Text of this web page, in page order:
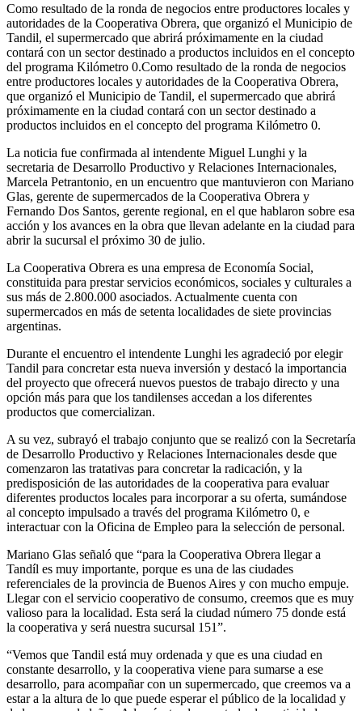
Como resultado de la ronda de negocios entre productores locales y
autoridades de la Cooperativa Obrera, que organizó el Municipio de
Tandil, el supermercado que abrirá próximamente en la ciudad
contará con un sector destinado a productos incluidos en el concepto
del programa Kilómetro 0.Como resultado de la ronda de negocios
entre productores locales y autoridades de la Cooperativa Obrera,
que organizó el Municipio de Tandil, el supermercado que abrirá
próximamente en la ciudad contará con un sector destinado a
productos incluidos en el concepto del programa Kilómetro 0.
La noticia fue confirmada al intendente Miguel Lunghi y la
secretaria de Desarrollo Productivo y Relaciones Internacionales,
Marcela Petrantonio, en un encuentro que mantuvieron con Mariano
Glas, gerente de supermercados de la Cooperativa Obrera y
Fernando Dos Santos, gerente regional, en el que hablaron sobre esa
acción y los avances en la obra que llevan adelante en la ciudad para
abrir la sucursal el próximo 30 de julio.
La Cooperativa Obrera es una empresa de Economía Social,
constituida para prestar servicios económicos, sociales y culturales a
sus más de 2.800.000 asociados. Actualmente cuenta con
supermercados en más de setenta localidades de siete provincias
argentinas.
Durante el encuentro el intendente Lunghi les agradeció por elegir
Tandil para concretar esta nueva inversión y destacó la importancia
del proyecto que ofrecerá nuevos puestos de trabajo directo y una
opción más para que los tandilenses accedan a los diferentes
productos que comercializan.
A su vez, subrayó el trabajo conjunto que se realizó con la Secretaría
de Desarrollo Productivo y Relaciones Internacionales desde que
comenzaron las tratativas para concretar la radicación, y la
predisposición de las autoridades de la cooperativa para evaluar
diferentes productos locales para incorporar a su oferta, sumándose
al concepto impulsado a través del programa Kilómetro 0, e
interactuar con la Oficina de Empleo para la selección de personal.
Mariano Glas señaló que “para la Cooperativa Obrera llegar a
Tandíl es muy importante, porque es una de las ciudades
referenciales de la provincia de Buenos Aires y con mucho empuje.
Llegar con el servicio cooperativo de consumo, creemos que es muy
valioso para la localidad. Esta será la ciudad número 75 donde está
la cooperativa y será nuestra sucursal 151”.
“Vemos que Tandil está muy ordenada y que es una ciudad en
constante desarrollo, y la cooperativa viene para sumarse a ese
desarrollo, para acompañar con un supermercado, que creemos va a
estar a la altura de lo que puede esperar el público de la localidad y